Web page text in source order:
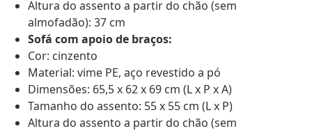
Altura do assento a partir do chão (sem
almofadão): 37 cm
Sofá com apoio de braços:
Cor: cinzento
Material: vime PE, aço revestido a pó
Dimensões: 65,5 x 62 x 69 cm (L x P x A)
Tamanho do assento: 55 x 55 cm (L x P)
Altura do assento a partir do chão (sem